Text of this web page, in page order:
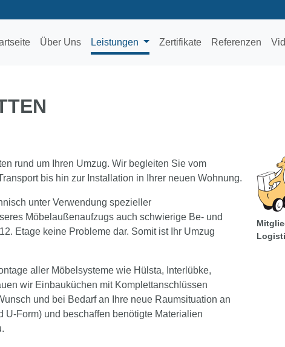
Über Uns Leistungen Zertifikate Referenzen
rund um Ihren Umzug. Wir begleiten Sie vom
bis hin zur Installation in Ihrer neuen Wohnung.
unter Verwendung spezieller
Möbelaußenaufzugs auch schwierige Be- und
Etage keine Probleme dar. Somit ist Ihr Umzug
aller Möbelsysteme wie Hülsta, Interlübke,
wir Einbauküchen mit Komplettanschlüssen
und bei Bedarf an Ihre neue Raumsituation an
Form) und beschaffen benötigte Materialien